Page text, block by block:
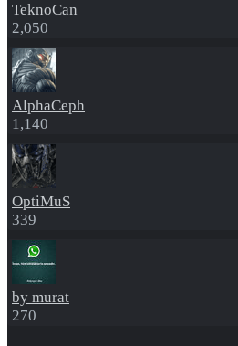
TeknoCan
2,050
AlphaCeph
1,140
OptiMuS
339
by murat
270